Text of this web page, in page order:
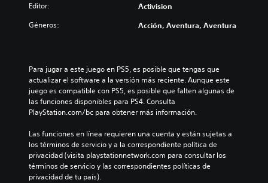
Editor: Activision
Géneros: Acción, Aventura, Aventura
Para jugar a este juego en PS5, es posible que tengas que
actualizar el software a la versión más reciente. Aunque este
juego es compatible con PS5, es posible que falten algunas de
las funciones disponibles para PS4. Consulta
PlayStation.com/bc para obtener más información.
Las funciones en línea requieren una cuenta y están sujetas a
los términos de servicio y a la correspondiente política de
privacidad (visita playstationnetwork.com para consultar los
términos de servicio y las correspondientes políticas de
privacidad de tu país).